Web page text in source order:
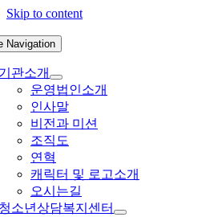
Skip to content
Navigation
관소개
운영법인소개
인사말
비전과 미션
조직도
연혁
캐릭터 및 로고소개
오시는길
소년상담복지센터